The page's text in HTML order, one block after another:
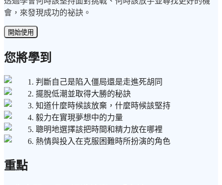
會，來發現成功的祕訣。
開始使用
您將學到
1. 判斷自己是陷入僵局還是走進死胡同
2. 擺脫低潮並取得大勝的秘訣
3. 知道什麼時候該放棄，什麼時候該堅持
4. 毅力在實現夢想中的力量
5. 聰明地選擇該把時間和精力放在哪裡
6. 熱情與投入在克服困難時所扮演的角色
重點